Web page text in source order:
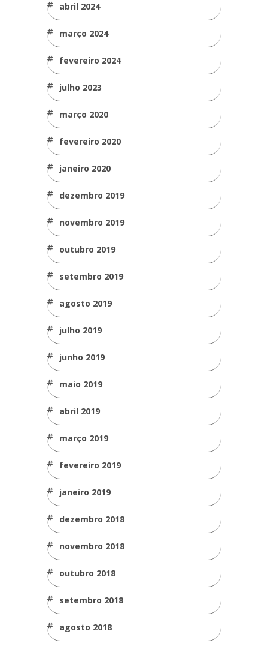
abril 2024
março 2024
fevereiro 2024
julho 2023
março 2020
fevereiro 2020
janeiro 2020
dezembro 2019
novembro 2019
outubro 2019
setembro 2019
agosto 2019
julho 2019
junho 2019
maio 2019
abril 2019
março 2019
fevereiro 2019
janeiro 2019
dezembro 2018
novembro 2018
outubro 2018
setembro 2018
agosto 2018